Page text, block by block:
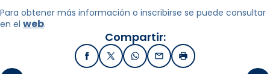
Para obtener más información o inscribirse se puede consultar
en el web.
Compartir:
FacebookX / TwitterWhatsApp
EmailImprimir